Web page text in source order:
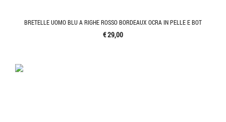
BRETELLE UOMO BLU A RIGHE ROSSO BORDEAUX OCRA IN PELLE E BOT
€ 29,00